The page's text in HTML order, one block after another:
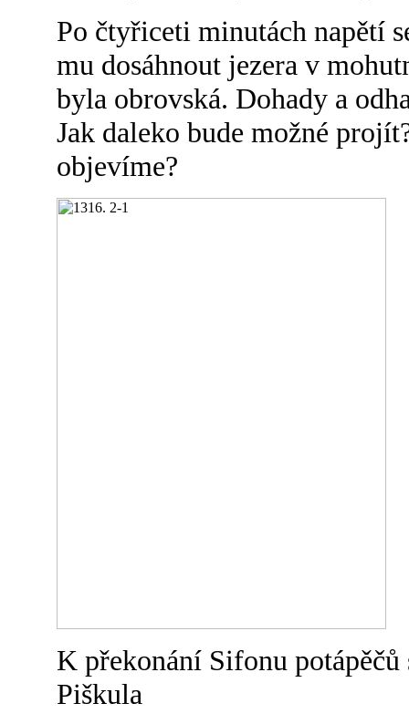
Po čtyřiceti minutách napětí
mu dosáhnout jezera v
byla obrovská. Dohady a
Jak daleko bude možné
objevíme?
K překonání Sifonu
Piškula